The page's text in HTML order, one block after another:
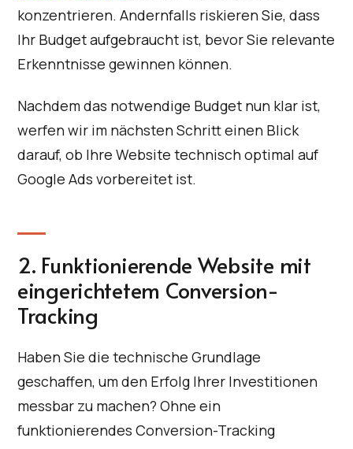
konzentrieren. Andernfalls riskieren Sie, dass
Ihr Budget aufgebraucht ist, bevor Sie relevante
Erkenntnisse gewinnen können.
Nachdem das notwendige Budget nun klar ist,
werfen wir im nächsten Schritt einen Blick
darauf, ob Ihre Website technisch optimal auf
Google Ads vorbereitet ist.
2. Funktionierende Website mit
eingerichtetem Conversion-
Tracking
Haben Sie die technische Grundlage
geschaffen, um den Erfolg Ihrer Investitionen
messbar zu machen? Ohne ein
funktionierendes Conversion-Tracking